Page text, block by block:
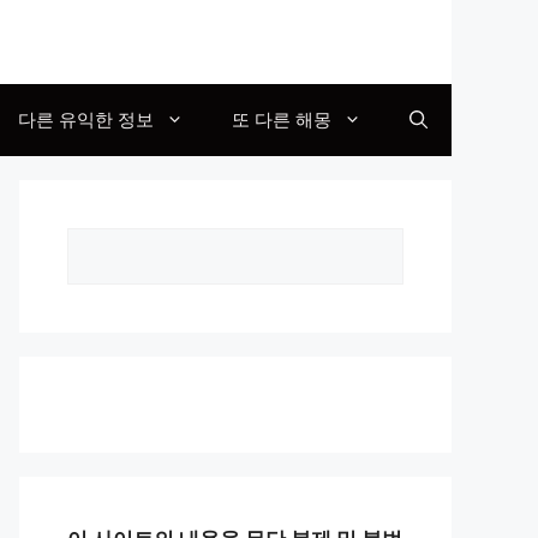
다른 유익한 정보 또 다른 해몽